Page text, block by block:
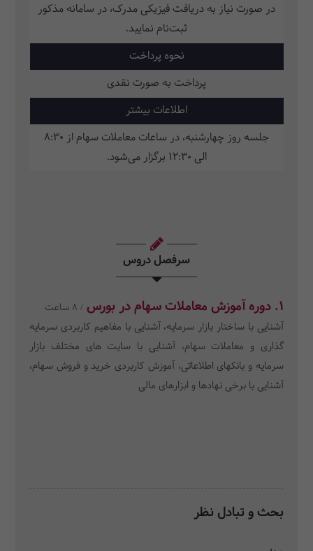
در صورت نیاز به دریافت فیزیکی مدرک، در سامانه مذکور
ثبت‌نام نمایید.
نحوه پرداخت
پرداخت به صورت نقدی
اطلاعات بیشتر
جلسه روز چهارشنبه، در ساعات معاملات سهام از 8:30
الی 12:30 برگزار می‌شود.
سرفصل دروس
1. دوره آموزش معاملات سهام در بورس / 8 ساعت
آشنایی با ساختار بازار سرمایه، آشنایی با مفاهیم کاربردی سرمایه
گذاری و معاملات سهام، آشنایی با سایت های مختلف بازار
سرمایه و بانکهای اطلاعاتی، آموزش کاربردی خرید و فروش سهام،
آشنایی با برخی نهادها و ابزارهای مالی
بحث و تبادل نظر